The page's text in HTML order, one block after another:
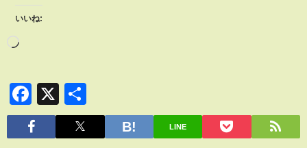
いいね:
Facebook
X
有
LINE